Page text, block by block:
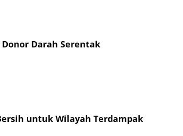
Donor Darah Serentak
untuk Wilayah Terdampak